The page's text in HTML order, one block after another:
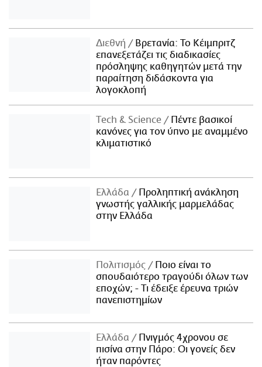
Διεθνή
Βρετανία: Το Κέιμπριτζ
επανεξετάζει τις διαδικασίες
πρόσληψης καθηγητών μετά την
παραίτηση διδάσκοντα για
λογοκλοπή
Τech & Science
Πέντε βασικοί
κανόνες για τον ύπνο με αναμμένο
κλιματιστικό
Ελλάδα
Προληπτική ανάκληση
γνωστής γαλλικής μαρμελάδας
στην Ελλάδα
Πολιτισμός
Ποιο είναι το
σπουδαιότερο τραγούδι όλων των
εποχών; - Τι έδειξε έρευνα τριών
πανεπιστημίων
Ελλάδα
Πνιγμός 4χρονου σε
πισίνα στην Πάρο: Οι γονείς δεν
ήταν παρόντες